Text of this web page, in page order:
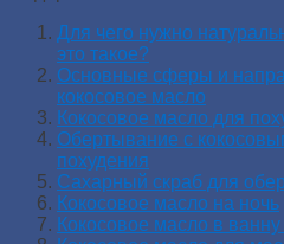
Для чего нужно
это такое?
Основные сферы и
кокосовое масло
Кокосовое масло для
Обертывание с
похудения
Сахарный скраб для
Кокосовое масло на ночь
Кокосовое масло в